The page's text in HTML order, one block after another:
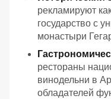
рекламируют
государство с
монастыри
рестораны
винодельни в
обладателей